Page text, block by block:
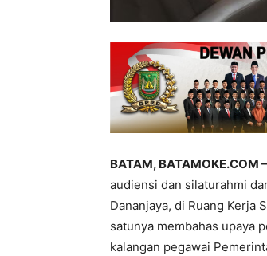
BATAM, BATAMOKE.COM –
audiensi dan silaturahmi
Dananjaya, di Ruang Kerja
satunya membahas upaya
kalangan pegawai